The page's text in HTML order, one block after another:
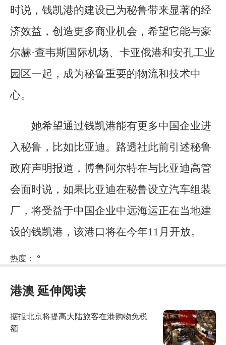
时说，钱凯港的建设已为秘鲁带来显著的经
济效益，创造更多商业机会，希望它能与豪
尔赫·查韦斯国际机场、卡亚俄港和安孔工业
园区一起，成为秘鲁重要的物流和技术中
心。
她希望通过钱凯港能有更多中国企业进
入秘鲁，比如比亚迪。路透社此前引述秘鲁
政府声明报道，博鲁阿尔特在与比亚迪高管
会面时说，如果比亚迪在秘鲁设立汽车组装
厂，将受益于中国企业中远海运正在当地建
设的钱凯港，该港口将在今年11月开放。
热度： °
港澳 延伸阅读
据报北京将提高大陆旅客在港购物免税
额